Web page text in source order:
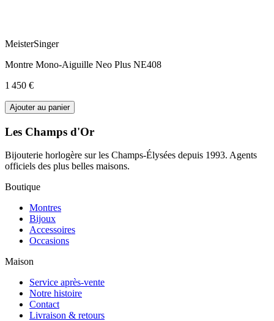
MeisterSinger
Montre Mono-Aiguille Neo Plus NE408
1 450 €
Ajouter au panier
Les Champs d'Or
Bijouterie horlogère sur les Champs-Élysées depuis 1993. Agents
officiels des plus belles maisons.
Boutique
Montres
Bijoux
Accessoires
Occasions
Maison
Service après-vente
Notre histoire
Contact
Livraison & retours